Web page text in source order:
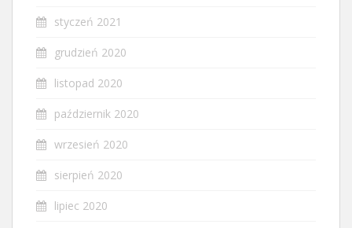
styczeń 2021
grudzień 2020
listopad 2020
październik 2020
wrzesień 2020
sierpień 2020
lipiec 2020